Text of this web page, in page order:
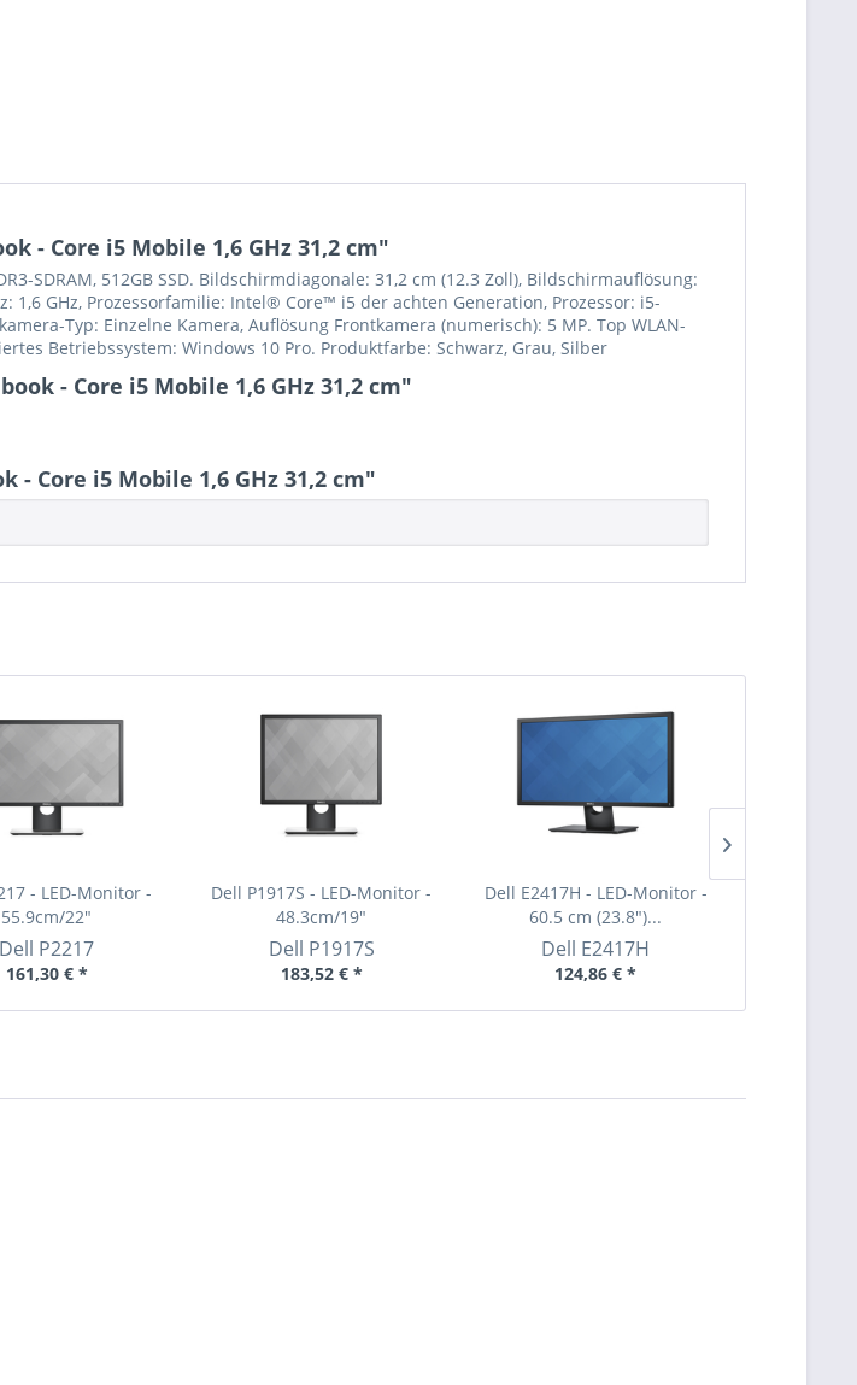
- Core i5 Mobile 1,6 GHz 31,2 cm"
SDRAM, 512GB SSD. Bildschirmdiagonale: 31,2 cm (12.3 Zoll), Bildschirmauflösung:
1,6 GHz, Prozessorfamilie: Intel® Core™ i5 der achten Generation, Prozessor: i5-
Typ: Einzelne Kamera, Auflösung Frontkamera (numerisch): 5 MP. Top WLAN-
Betriebssystem: Windows 10 Pro. Produktfarbe: Schwarz, Grau, Silber
- Core i5 Mobile 1,6 GHz 31,2 cm"
Core i5 Mobile 1,6 GHz 31,2 cm"
- LED-Monitor -
55.9cm/22"
Dell P2217
161,30 € *
Dell P1917S - LED-Monitor -
48.3cm/19"
Dell P1917S
183,52 € *
Dell E2417H - LED-Monitor -
60.5 cm (23.8")...
Dell E2417H
124,86 € *